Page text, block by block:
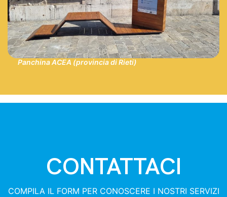
Panchina ACEA (provincia di Rieti)
CONTATTACI
COMPILA IL FORM PER CONOSCERE I NOSTRI SERVIZI